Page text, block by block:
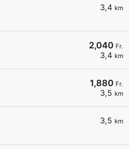
3,4 km
2,040 Fr.
3,4 km
1,880 Fr.
3,5 km
3,5 km